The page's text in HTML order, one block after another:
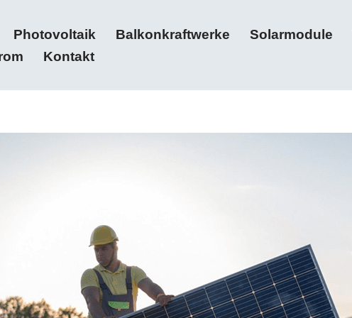
Photovoltaik Balkonkraftwerke Solarmodule
Kontakt